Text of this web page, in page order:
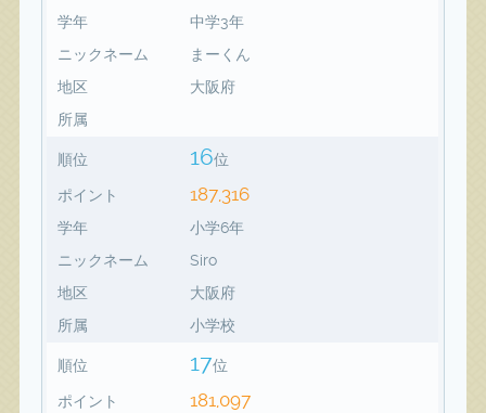
学年
中学3年
ニックネーム
まーくん
地区
大阪府
所属
順位 16位
ポイント 187,316
学年
小学6年
ニックネーム
Siro
地区
大阪府
所属
小学校
順位 17位
ポイント 181,097